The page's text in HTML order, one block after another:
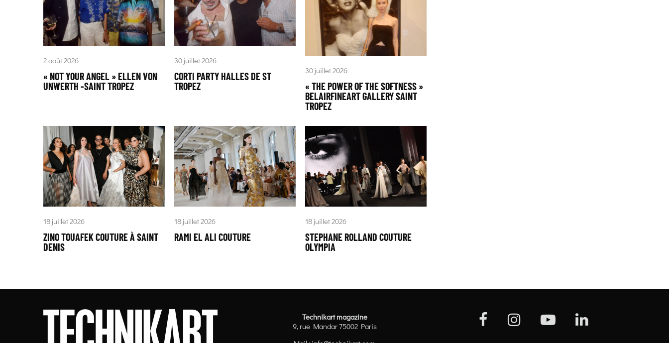
2 août 2026
« NOT YOUR ANGEL » ELLEN VON
UNWERTH -SAINT TROPEZ
30 juillet 2026
CORTI PARTY HALLES DE ST
TROPEZ
30 juillet 2026
« THE POWER OF THE SOFTNESS »
BELAIRFINEART GALLERY SAINT
TROPEZ
18 juillet 2026
ZINO TOUAFEK COUTURE À SAINT
DENIS
18 juillet 2026
RAMI EL ALI COUTURE
18 juillet 2026
STEPHANE ROLLAND COUTURE
OLYMPIA
Technikart magazine
9, rue Mandar 75002 Paris